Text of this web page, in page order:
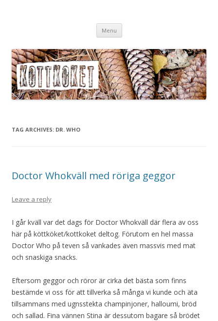
köttvärlden
Menu Skip
content
TAG ARCHIVES: DR. WHO
Doctor Whokväll med röriga geggor
Leave a reply
I går kväll var det dags för Doctor Whokväll där flera av oss
här på köttköket/kottkoket deltog. Förutom en hel massa
Doctor Who på teven så vankades även massvis med mat
och snaskiga snacks.
Eftersom geggor och röror är cirka det bästa som finns
bestämde vi oss för att tillverka så många vi kunde och äta
tillsammans med ugnsstekta champinjoner, halloumi, bröd
och sallad. Fina vännen Stina är dessutom bagare så brödet